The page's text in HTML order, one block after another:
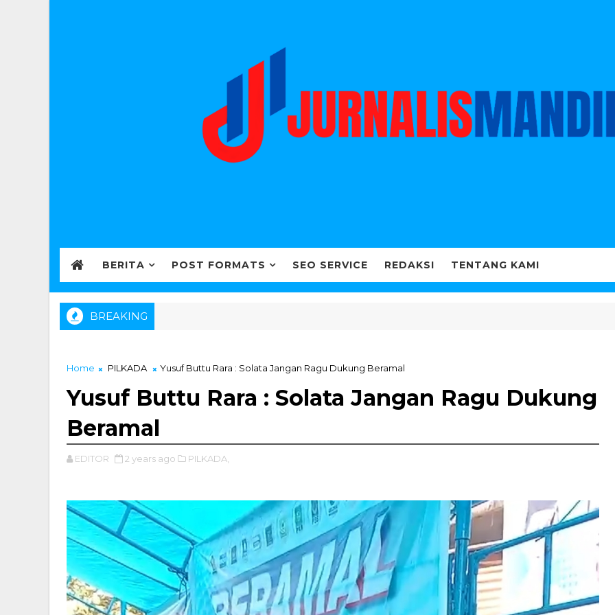
BERITA POST FORMATS SEO SERVICE REDAKSI TENTANG KAMI
BREAKING
Home PILKADA Yusuf Buttu Rara : Solata Jangan Ragu Dukung Beramal
Yusuf Buttu Rara : Solata Jangan Ragu Dukung
Beramal
EDITOR 2 years ago PILKADA,